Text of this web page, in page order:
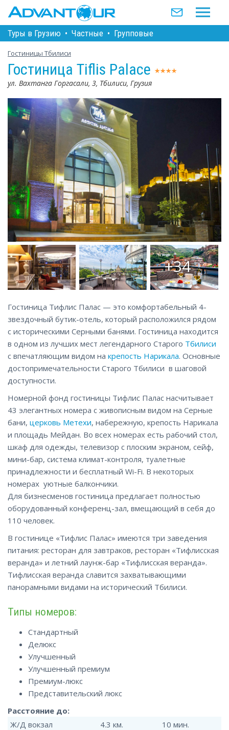
Туры в Грузию • Частные • Групповые
Гостиницы Тбилиси
Гостиница Tiflis Palace
ул. Вахтанга Горгасали, 3, Тбилиси, Грузия
+34
Гостиница Тифлис Палас — это комфортабельный 4-
звездочный бутик-отель, который расположился рядом
с историческими Серными банями. Гостиница находится
в одном из лучших мест легендарного Старого Тбилиси
с впечатляющим видом на крепость Нарикала. Основные
достопримечательности Старого Тбилиси в шаговой
доступности.
Номерной фонд гостиницы Тифлис Палас насчитывает
43 элегантных номера с живописным видом на Серные
бани, церковь Метехи, набережную, крепость Нарикала
и площадь Мейдан. Во всех номерах есть рабочий стол,
шкаф для одежды, телевизор с плоским экраном, сейф,
мини-бар, система климат-контроля, туалетные
принадлежности и бесплатный Wi-Fi. В некоторых
номерах уютные балкончики.
Для бизнесменов гостиница предлагает полностью
оборудованный конференц-зал, вмещающий в себя до
110 человек.
В гостинице «Тифлис Палас» имеются три заведения
питания: ресторан для завтраков, ресторан «Тифлисская
веранда» и летний лаунж-бар «Тифлисская веранда».
Тифлисская веранда славится захватывающими
панорамными видами на исторический Тбилиси.
Типы номеров:
Стандартный
Делюкс
Улучшенный
Улучшенный премиум
Премиум-люкс
Представительский люкс
Расстояние до:
Ж/Д вокзал
4.3 км.
10 мин.